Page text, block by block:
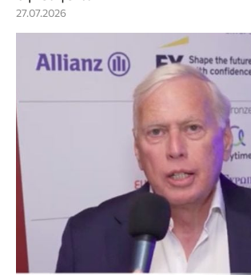
27.07.2026